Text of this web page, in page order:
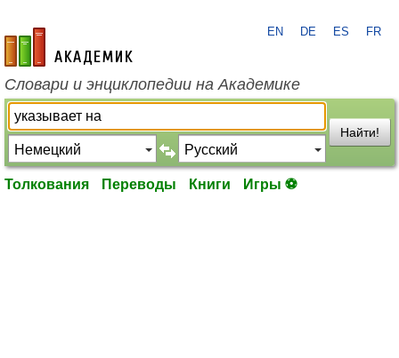
academic.ru
EN DE ES FR
Словари и энциклопедии на Академике
Найти!
Толкования Переводы Книги Игры ⚽